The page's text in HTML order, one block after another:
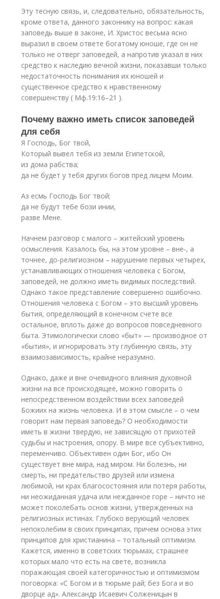
Эту тесную связь, и, следовательно, обязательность,
кроме ответа, данного законнику на вопрос: какая
заповедь выше в законе, И. Христос весьма ясно
выразил в своем ответе богатому юноше, где он не
только не отверг заповедей, а напротив указал в них
средство к наследию вечной жизни, показавши только
недостаточность понимания их юношей и
существенное средство к нравственному
совершенству ( Мф.19:16–21 ).
Почему важно иметь список заповедей
для себя
Я Господь, Бог твой,
Который вывел тебя из земли Египетской,
из дома рабства;
да не будет у тебя других богов пред лицем Моим.
Аз есмь Господь Бог твой;
да не будут тебе бози инии,
разве Мене.
Начнем разговор с малого – житейский уровень
осмысления. Казалось бы, на этом уровне – вне‑, а
точнее, до-религиозном – нарушение первых четырех,
устанавливающих отношения человека с Богом,
заповедей, не должно иметь видимых последствий.
Однако такое представление совершенно ошибочно.
Отношения человека с Богом – это высший уровень
бытия, определяющий в конечном счете все
остальное, вплоть даже до вопросов повседневного
быта. Этимологически слово «быт» — производное от
«бытия», и игнорировать эту глубинную связь, эту
взаимозависимость, крайне неразумно.
Однако, даже и вне очевидного влияния духовной
жизни на все происходящее, можно говорить о
непосредственном воздействии всех заповедей
Божиих на жизнь человека. И в этом смысле – о чем
говорит нам первая заповедь? О необходимости
иметь в жизни твердую, не зависящую от прихотей
судьбы и настроения, опору. В мире все субъективно,
переменчиво. Объективен один Бог, ибо Он
существует вне мира, над миром. Ни болезнь, ни
смерть, ни предательство друзей или измена
любимой, ни крах благосостояния или потеря работы,
ни неожиданная удача или нежданное горе – ничто не
может поколебать основ жизни, утвержденных на
религиозных истинах. Глубоко верующий человек
непоколебим в своих принципах, причем основа этих
принципов для христианина – тотальный оптимизм.
Кажется, именно в советских тюрьмах, страшнее
которых мало что есть на свете, возникла
поражающая своей категоричностью и оптимизмом
поговорка: «С Богом и в тюрьме рай; без Бога и во
дворце ад». Александр Исаевич Солженицын в